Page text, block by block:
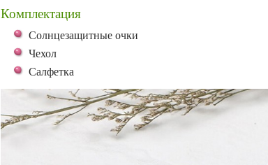
Комплектация
Солнцезащитные очки
Чехол
Салфетка